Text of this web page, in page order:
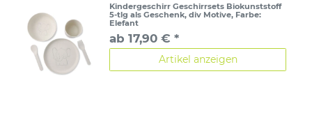
Kindergeschirr Geschirrsets Biokunststoff
5-tlg als Geschenk, div Motive, Farbe:
Elefant
ab 17,90 € *
Artikel anzeigen